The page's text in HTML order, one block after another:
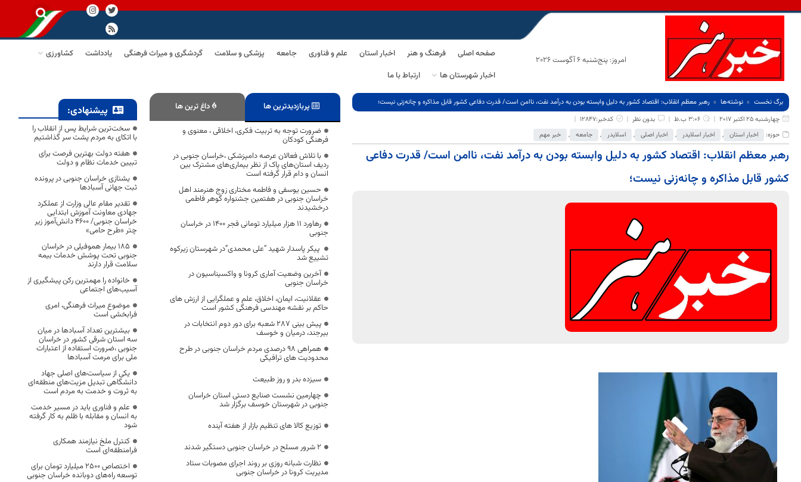
امروز: پنج‌شنبه 6 آگوست 2026
صفحه اصلی فرهنگ و هنر اخبار استان علم و فناوری جامعه پزشکی و سلامت گردشگری و میراث فرهنگی یادداشت
کشاورزی
اخبار شهرستان ها
ارتباط با ما
برگ نخست نوشته‌ها
رهبر معظم انقلاب: اقتصاد کشور به دلیل وابسته بودن به درآمد نفت، ناامن است/ قدرت دفاعی کشور قابل مذاکره و چانه‌زنی نیست؛
چهارشنبه 25 اکتبر 2017
3:06 ب.ظ بدون نظر
کدخبر:12847
حوزه:
اخبار استان , اخبار اسلایدر , اخبار اصلی , اسلایدر , جامعه , خبر مهم
رهبر معظم انقلاب: اقتصاد کشور به دلیل وابسته بودن به درآمد نفت، ناامن است/ قدرت دفاعی
کشور قابل مذاکره و چانه‌زنی نیست؛
پربازدیدترین ها داغ ترین ها
ضرورت توجه به تربیت فکری، اخلاقی ، معنوی و
فرهنگی کودکان
با تلاش فعالان عرصه دامپزشکی ،خراسان جنوبی در
ردیف استان‌های پاک از نظر بیماری‌های مشترک بین
انسان و دام قرار گرفته است
حسین یوسفی و فاطمه مختاری زوج هنرمند اهل
خراسان جنوبی در هفتمین جشنواره گوهر فاطمی
درخشیدند
رهاورد ۱۱ هزار میلیارد تومانی فجر ۱۴۰۰ در خراسان
جنوبی
پیکر پاسدار شهید “علی محمدی”در شهرستان زیرکوه
تشییع شد
آخرین وضعیت آماری کرونا و واکسیناسیون در
خراسان جنوبی
عقلانیت، ایمان، اخلاق، علم و عملگرایی از ارزش های
حاکم بر نقشه مهندسی فرهنگی کشور است
پیش بینی ۲۸۷ شعبه برای دور دوم انتخابات در
بیرجند، درمیان و خوسف
همراهی 98 درصدی مردم خراسان جنوبی در طرح
محدودیت های ترافیکی
سیزده بدر و روز طبیعت
چهارمین نشست صنایع دستی استان خراسان
جنوبی در شهرستان خوسف برگزار شد
توزیع کالا های تنظیم بازار از هفته آینده
۲ شرور مسلح در خراسان جنوبی دستگیر شدند
نظارت شبانه روزی بر روند اجرای مصوبات ستاد
مدیریت کرونا در خراسان جنوبی
پیشنهادی:
سخت‌ترین شرایط پس از انقلاب را
با اتکای به مردم پشت سر گذاشتیم
هفته دولت بهترین فرصت برای
تبیین خدمات نظام و دولت
یشتازی خراسان جنوبی در پرونده
ثبت جهانی آسبادها
تقدیر مقام عالی وزارت از عملکرد
جهادی معاونت آموزش ابتدایی
خراسان جنوبی/ ۴۶۰۰ دانش‌آموز زیر
چتر «طرح حامی»
۱۸۵ بیمار هموفیلی در خراسان
جنوبی تحت پوشش خدمات بیمه
سلامت قرار دارند
خانواده را مهمترین رکن پیشگیری از
آسیب‌های اجتماعی
موضوع میراث فرهنگی، امری
فرابخشی است
بیشترین تعداد آسبادها در میان
سه استان شرقی کشور در خراسان
جنوبی ،ضرورت استفاده از اعتبارات
ملی برای مرمت آسبادها
یکی از سیاست‌های اصلی جهاد
دانشگاهی تبدیل مزیت‌های منطقه‌ای
به ثروت و خدمت به مردم است
علم و فناوری باید در مسیر خدمت
به انسان و مقابله با ظلم به کار گرفته
شود
کنترل ملخ نیازمند همکاری
فرامنطقه‌ای است
اختصاص 2500 میلیارد تومان برای
توسعه راه‌های دوبانده خراسان جنوبی